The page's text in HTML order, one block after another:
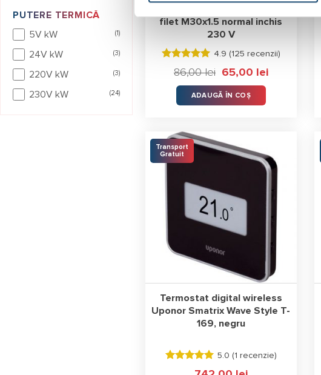
PUTERE TERMICĂ
5V kW
(1)
24V kW (3)
220V kW (3)
230V kW (24)
filet M30x1.5 normal inchis
230 V
Evaluat la
4.94stele
din 5
4.9 (125 recenzii)
86,00lei
Prețul
inițial
a
fost:
86,00 lei.
65,00 leiPrețul
ADAUGĂ ÎN COȘ
Transport
Gratuit
Termostat digital wireless
Uponor Smatrix Wave Style T-
169, negru
Evaluat la
5.0 (1 recenzie)